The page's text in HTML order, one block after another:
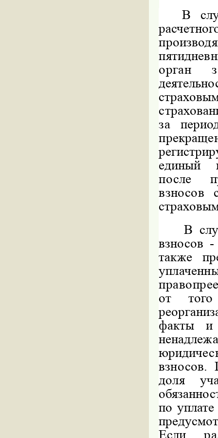
В
орган
за
единый
после
взносов
В
взносов
также
от
факты и
взносов.
доля
по